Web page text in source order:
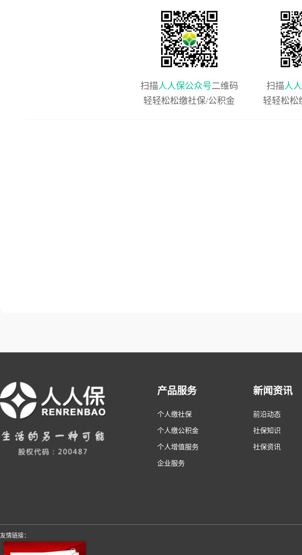
扫描人人保公众号二维码
轻轻松松缴社保/公积金
扫描人
轻轻松松
产品服务
个人缴社保
个人缴公积金
个人增值服务
企业服务
新闻资讯
前沿动态
社保知识
社保资讯
友情链接：